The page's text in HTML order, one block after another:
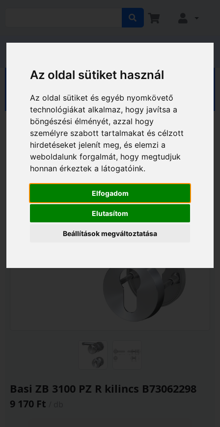
Az oldal sütiket használ
Az oldal sütiket és egyéb nyomkövető
technológiákat alkalmaz, hogy javítsa a
böngészési élményét, azzal hogy
személyre szabott tartalmakat és célzott
hirdetéseket jelenít meg, és elemzi a
weboldalunk forgalmát, hogy megtudjuk
honnan érkeztek a látogatóink.
Elfogadom
Elutasítom
Beállítások megváltoztatása
Kilincsek
Basi ZB 3100 PZ R kilincs B73062298
9 170 Ft